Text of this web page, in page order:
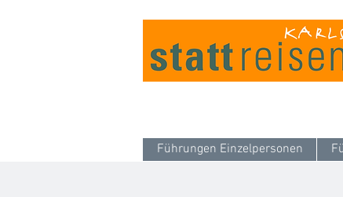
Führungen Einzelpersonen